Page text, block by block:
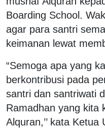
Boarding School.
agar para santri
keimanan lewat
“Semoga apa yang
berkontribusi pada
santri dan santriwati
Ramadhan yang kita
Alquran,’’ kata